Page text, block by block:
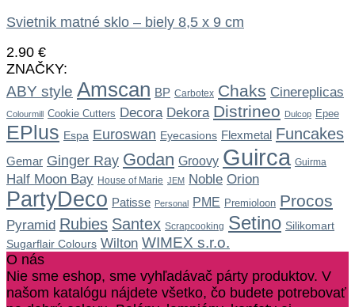
Svietnik matné sklo – biely 8,5 x 9 cm
2.90 €
ZNAČKY:
ABY style Amscan BP Carbotex Chaks Cinereplicas
Colourmill Cookie Cutters Decora Dekora Distrineo Dulcop Epee
EPlus Espa Euroswan Eyecasions Flexmetal Funcakes
Gemar Ginger Ray Godan Groovy Guirca Guirma
Half Moon Bay House of Marie JEM Noble Orion
PartyDeco Patisse Personal PME Premioloon Procos
Pyramid Rubies Santex Scrapcooking Setino Silikomart
Sugarflair Colours Wilton WIMEX s.r.o.
O nás
Nie sme eshop, sme vyhľadávač párty produktov. V
našom katalógu nájdete všetko, čo budete potrebovať